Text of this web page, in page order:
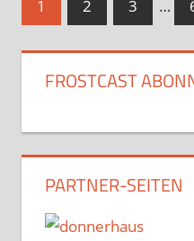
Beiträge
1 2 3 …
FROSTCAST
PARTNER-SEITEN